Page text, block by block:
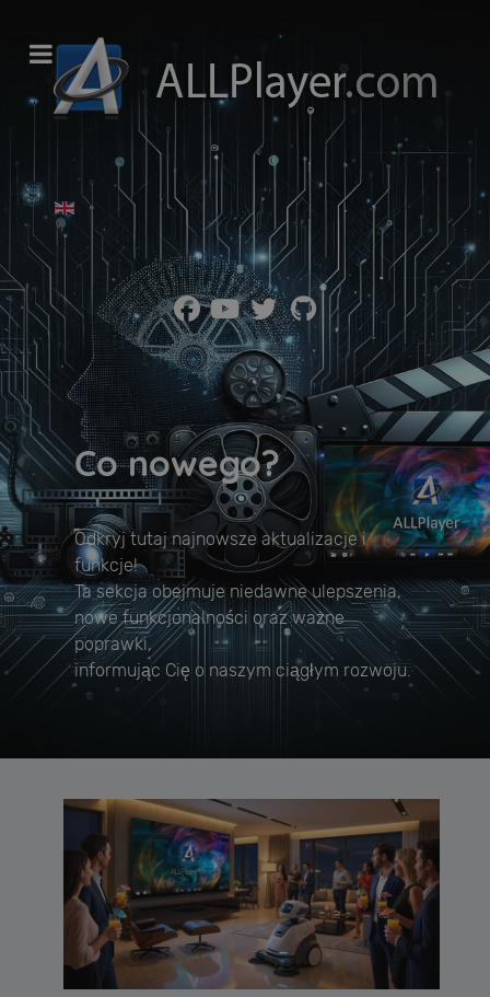
Wybierz swój język
Co nowego?
Odkryj tutaj najnowsze aktualizacje i
funkcje!
Ta sekcja obejmuje niedawne ulepszenia,
nowe funkcjonalności oraz ważne
poprawki,
informując Cię o naszym ciągłym rozwoju.